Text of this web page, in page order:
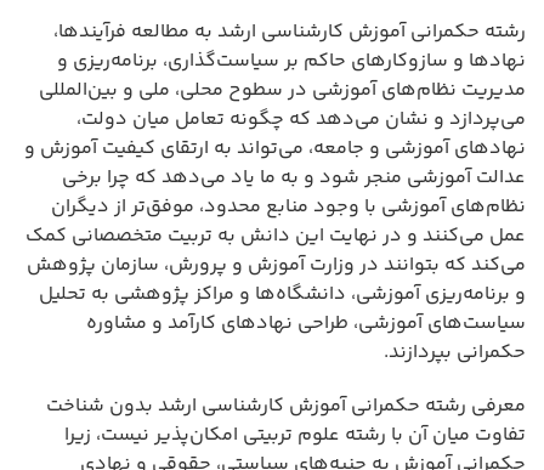
رشته حکمرانی آموزش کارشناسی ارشد به مطالعه فرآیندها،
نهادها و سازوکارهای حاکم بر سیاست‌گذاری، برنامه‌ریزی و
مدیریت نظام‌های آموزشی در سطوح محلی، ملی و بین‌المللی
می‌پردازد و نشان می‌دهد که چگونه تعامل میان دولت،
نهادهای آموزشی و جامعه، می‌تواند به ارتقای کیفیت آموزش و
عدالت آموزشی منجر شود و به ما یاد می‌دهد که چرا برخی
نظام‌های آموزشی با وجود منابع محدود، موفق‌تر از دیگران
عمل می‌کنند و در نهایت این دانش به تربیت متخصصانی کمک
می‌کند که بتوانند در وزارت آموزش و پرورش، سازمان پژوهش
و برنامه‌ریزی آموزشی، دانشگاه‌ها و مراکز پژوهشی به تحلیل
سیاست‌های آموزشی، طراحی نهادهای کارآمد و مشاوره
حکمرانی بپردازند.
معرفی رشته حکمرانی آموزش کارشناسی ارشد بدون شناخت
تفاوت میان آن با رشته علوم تربیتی امکان‌پذیر نیست، زیرا